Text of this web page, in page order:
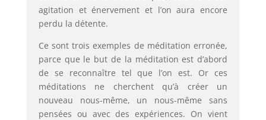
agitation et énervement et l’on aura encore
perdu la détente.
Ce sont trois exemples de méditation erronée,
parce que le but de la méditation est d’abord
de se reconnaître tel que l’on est. Or ces
méditations ne cherchent qu’à créer un
nouveau nous-même, un nous-même sans
pensées ou avec des expériences. On vient